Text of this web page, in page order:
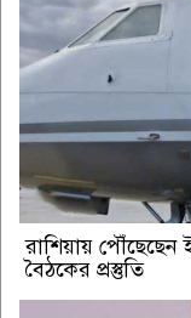
রাশিয়ায় পৌঁছেছেন
বৈঠকের প্রস্তুতি